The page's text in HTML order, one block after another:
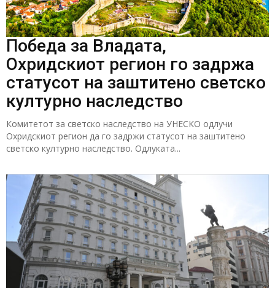
Победа за Владата,
Охридскиот регион го задржа
статусот на заштитено светско
културно наследство
Комитетот за светско наследство на УНЕСКО одлучи
Охридскиот регион да го задржи статусот на заштитено
светско културно наследство. Одлуката...